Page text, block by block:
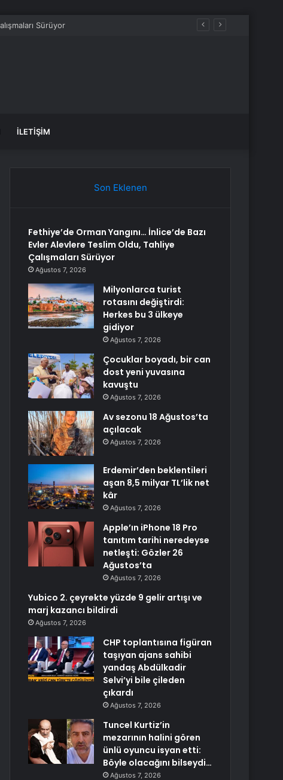
İLETIŞIM
Son Eklenen
Fethiye’de Orman Yangını… İnlice’de Bazı
Evler Alevlere Teslim Oldu, Tahliye
Çalışmaları Sürüyor
Ağustos 7, 2026
Milyonlarca turist
rotasını değiştirdi:
Herkes bu 3 ülkeye
gidiyor
Ağustos 7, 2026
Çocuklar boyadı, bir can
dost yeni yuvasına
kavuştu
Ağustos 7, 2026
Av sezonu 18 Ağustos’ta
açılacak
Ağustos 7, 2026
Erdemir’den beklentileri
aşan 8,5 milyar TL’lik net
kâr
Ağustos 7, 2026
Apple’ın iPhone 18 Pro
tanıtım tarihi neredeyse
netleşti: Gözler 26
Ağustos’ta
Ağustos 7, 2026
Yubico 2. çeyrekte yüzde 9 gelir artışı ve
marj kazancı bildirdi
Ağustos 7, 2026
CHP toplantısına figüran
taşıyan ajans sahibi
yandaş Abdülkadir
Selvi’yi bile çileden
çıkardı
Ağustos 7, 2026
Tuncel Kurtiz’in
mezarının halini gören
ünlü oyuncu isyan etti:
Böyle olacağını bilseydi…
Ağustos 7, 2026